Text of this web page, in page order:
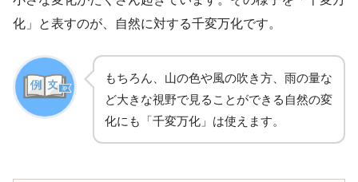
化」と表すのが、自然に対する千変万化です。
もちろん、山の色や風の吹き方、雨の量な
ど大きな視野で見ることができる自然の変
化にも「千変万化」は使えます。